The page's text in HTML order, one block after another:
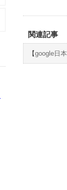
関連記事
【google日